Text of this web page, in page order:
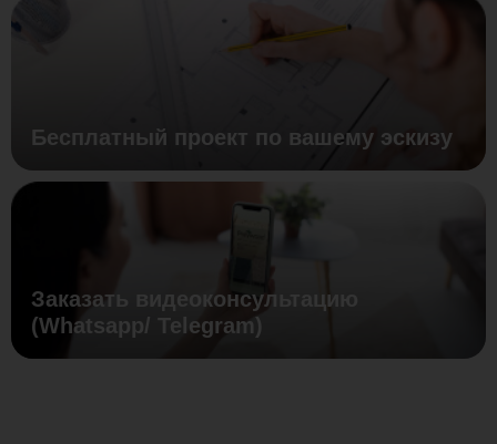
Бесплатный проект по вашему эскизу
Заказать видеоконсультацию
(Whatsapp/ Telegram)